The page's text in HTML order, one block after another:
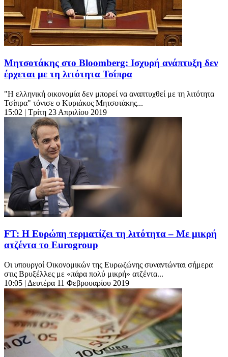
Μητσοτάκης στο Bloomberg: Ισχυρή ανάπτυξη δεν
έρχεται με τη λιτότητα Τσίπρα
"Η ελληνική οικονομία δεν μπορεί να αναπτυχθεί με τη λιτότητα
Τσίπρα" τόνισε ο Κυριάκος Μητσοτάκης...
15:02 | Τρίτη 23 Απριλίου 2019
FT: Η Ευρώπη τερματίζει τη λιτότητα – Με μικρή
ατζέντα το Eurogroup
Οι υπουργοί Οικονομικών της Ευρωζώνης συναντώνται σήμερα
στις Βρυξέλλες με «πάρα πολύ μικρή» ατζέντα...
10:05 | Δευτέρα 11 Φεβρουαρίου 2019